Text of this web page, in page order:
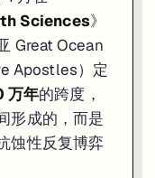
Sciences》
Great Ocean
Apostles）定
万年的跨度，
形成的，而是
蚀性反复博弈